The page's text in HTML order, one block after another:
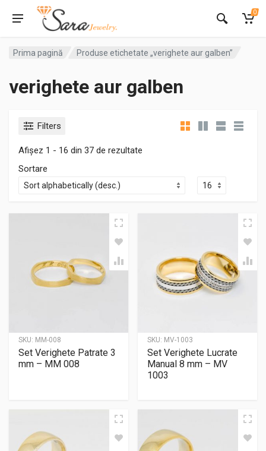
0
Prima pagină Produse etichetate „verighete aur galben”
verighete aur galben
Filters
Afișez 1 - 16 din 37 de rezultate
Sortare
SKU: MM-008
Set Verighete Patrate 3
mm – MM 008
SKU: MV-1003
Set Verighete Lucrate
Manual 8 mm – MV
1003